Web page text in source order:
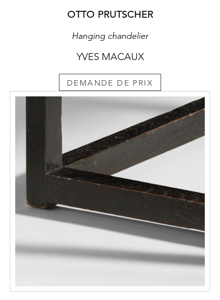
OTTO PRUTSCHER
Hanging chandelier
YVES MACAUX
DEMANDE DE PRIX